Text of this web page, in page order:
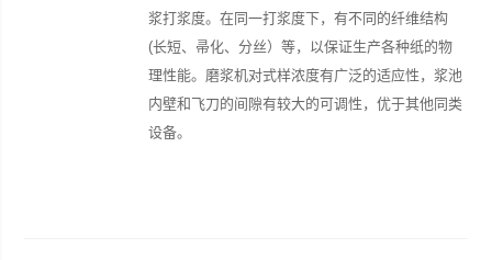
浆打浆度。在同一打浆度下，有不同的纤维结构
(长短、帚化、分丝）等，以保证生产各种纸的物
理性能。磨浆机对式样浓度有广泛的适应性，浆池
内壁和飞刀的间隙有较大的可调性，优于其他同类
设备。